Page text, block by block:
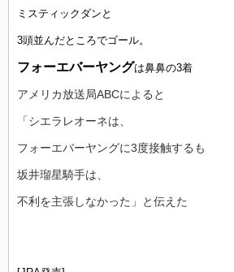
ミスティックダンと
3頭並んだところでゴール。
フォーエバーヤングは鼻鼻の3着
アメリカ放送局ABCによると
「シエラレオーネは、
フォーエバーヤングに3度接触するも
坂井瑠星騎手は、
不利を主張しなかった」と伝えた